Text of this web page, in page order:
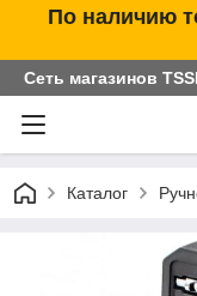
По наличию
Сеть магазинов
Каталог